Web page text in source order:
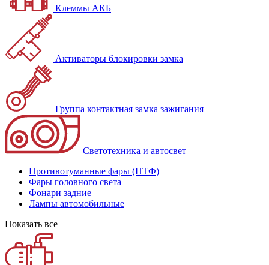
Клеммы АКБ
Активаторы блокировки замка
Группа контактная замка зажигания
Светотехника и автосвет
Противотуманные фары (ПТФ)
Фары головного света
Фонари задние
Лампы автомобильные
Показать все